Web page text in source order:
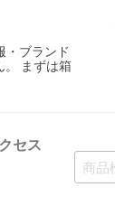
・ブランド
。 まずは箱
セス
検
索